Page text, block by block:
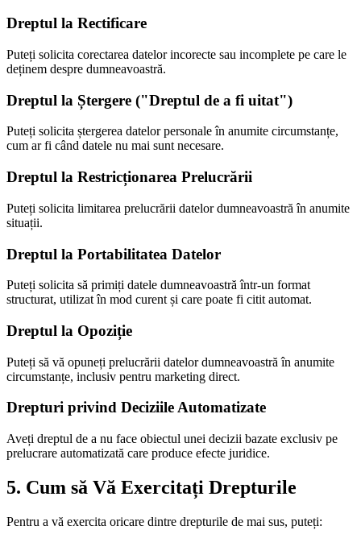
Dreptul la Rectificare
Puteți solicita corectarea datelor incorecte sau incomplete pe care le
deținem despre dumneavoastră.
Dreptul la Ștergere ("Dreptul de a fi uitat")
Puteți solicita ștergerea datelor personale în anumite circumstanțe,
cum ar fi când datele nu mai sunt necesare.
Dreptul la Restricționarea Prelucrării
Puteți solicita limitarea prelucrării datelor dumneavoastră în anumite
situații.
Dreptul la Portabilitatea Datelor
Puteți solicita să primiți datele dumneavoastră într-un format
structurat, utilizat în mod curent și care poate fi citit automat.
Dreptul la Opoziție
Puteți să vă opuneți prelucrării datelor dumneavoastră în anumite
circumstanțe, inclusiv pentru marketing direct.
Drepturi privind Deciziile Automatizate
Aveți dreptul de a nu face obiectul unei decizii bazate exclusiv pe
prelucrare automatizată care produce efecte juridice.
5. Cum să Vă Exercitați Drepturile
Pentru a vă exercita oricare dintre drepturile de mai sus, puteți: